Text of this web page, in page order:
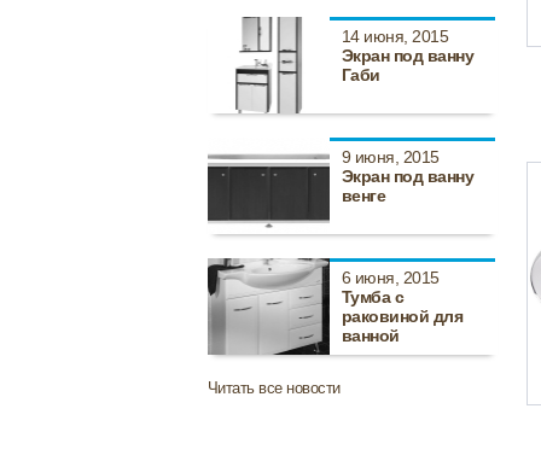
14 июня, 2015
Экран под ванну
Габи
9 июня, 2015
Экран под ванну
венге
6 июня, 2015
Тумба с
раковиной для
ванной
Читать все новости